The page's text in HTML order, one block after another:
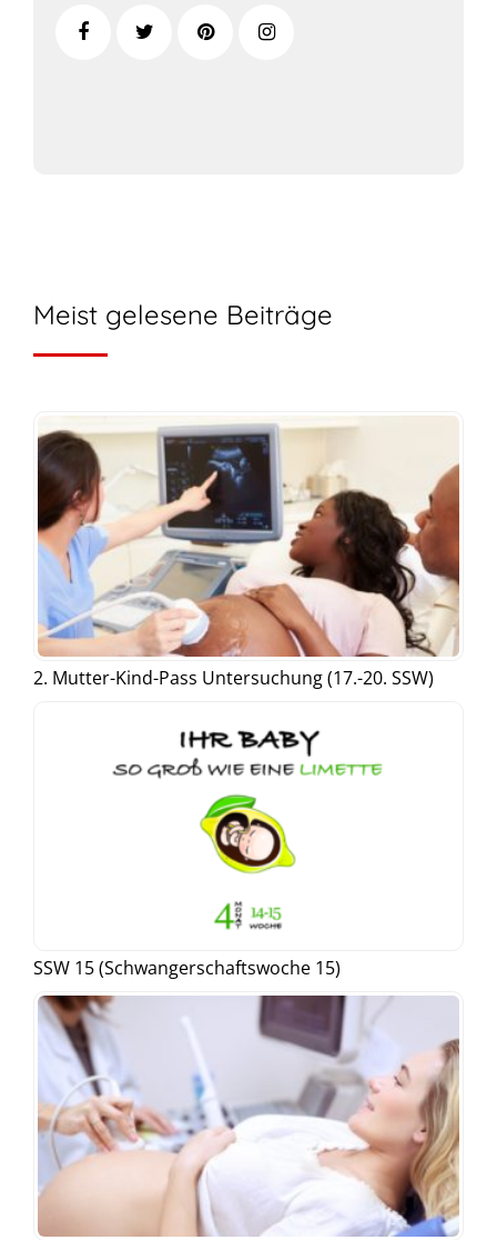
Meist gelesene Beiträge
2. Mutter-Kind-Pass Untersuchung (17.-20. SSW)
SSW 15 (Schwangerschaftswoche 15)